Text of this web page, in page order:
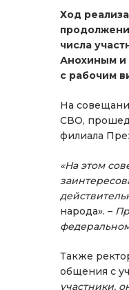
Ход
числа
Анохиным и
с рабочим
На
СВО,
филиала
«На этом
народа». –
Также
общения с
участники,